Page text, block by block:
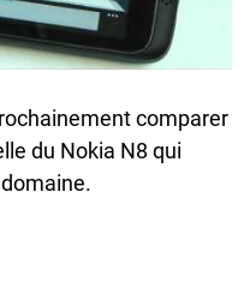
comparer
du Nokia N8 qui